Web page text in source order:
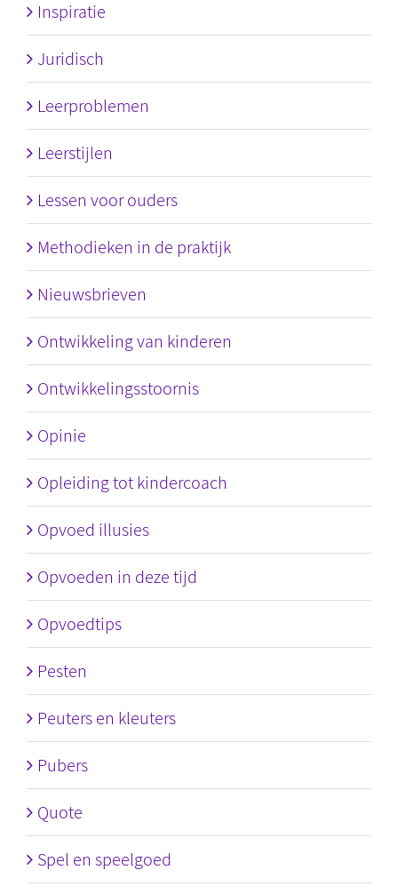
Inspiratie
Juridisch
Leerproblemen
Leerstijlen
Lessen voor ouders
Methodieken in de praktijk
Nieuwsbrieven
Ontwikkeling van kinderen
Ontwikkelingsstoornis
Opinie
Opleiding tot kindercoach
Opvoed illusies
Opvoeden in deze tijd
Opvoedtips
Pesten
Peuters en kleuters
Pubers
Quote
Spel en speelgoed